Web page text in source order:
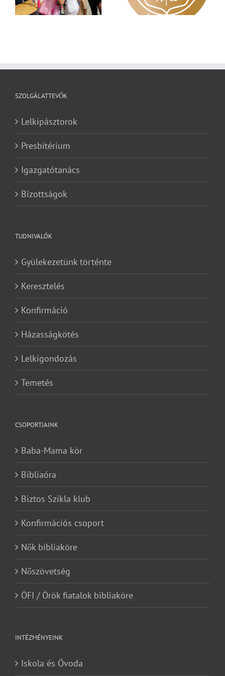
SZOLGÁLATTEVŐK
Lelkipásztorok
Presbitérium
Igazgatótanács
Bizottságok
TUDNIVALÓK
Gyülekezetünk történte
Keresztelés
Konfirmáció
Házasságkötés
Lelkigondozás
Temetés
CSOPORTJAINK
Baba-Mama kör
Bibliaóra
Biztos Szikla klub
Konfirmációs csoport
Nők bibliaköre
Nőszövetség
ÖFI / Örök fiatalok bibliaköre
INTÉZMÉNYEINK
Iskola és Óvoda